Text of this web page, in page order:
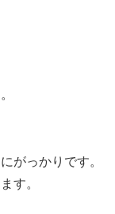
がっかりです。
す。